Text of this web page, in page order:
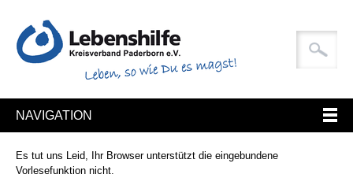
NAVIGATION
Es tut uns Leid, Ihr Browser unterstützt die eingebundene
Vorlesefunktion nicht.